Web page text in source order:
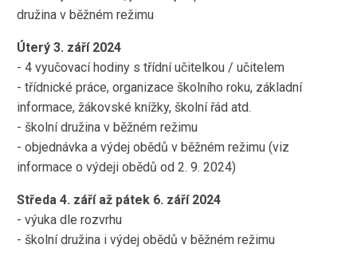
družina v běžném režimu
Úterý 3. září 2024
- 4 vyučovací hodiny s třídní učitelkou / učitelem
- třídnické práce, organizace školního roku, základní
informace, žákovské knížky, školní řád atd.
- školní družina v běžném režimu
- objednávka a výdej obědů v běžném režimu (viz
informace o výdeji obědů od 2. 9. 2024)
Středa 4. září až pátek 6. září 2024
- výuka dle rozvrhu
- školní družina i výdej obědů v běžném režimu